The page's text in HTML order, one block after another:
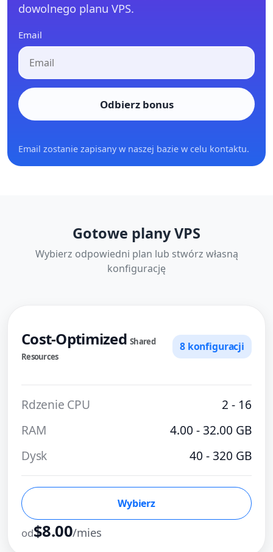
dowolnego planu VPS.
Email
Odbierz bonus
Email zostanie zapisany w naszej bazie w celu kontaktu.
Gotowe plany VPS
Wybierz odpowiedni plan lub stwórz własną
konfigurację
Cost-OptimizedShared
Resources
8 konfiguracji
Rdzenie CPU
2 - 16
RAM
4.00 - 32.00 GB
Dysk
40 - 320 GB
Wybierz
od$8.00/mies